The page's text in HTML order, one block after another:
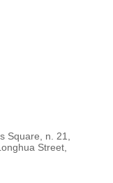
Square, n. 21,
Street,